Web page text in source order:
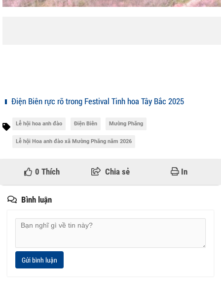
Điện Biên rực rỡ trong Festival Tinh hoa Tây Bắc 2025
Lễ hội hoa anh đào Điện Biên Mường Phăng
Lễ hội Hoa anh đào xã Mường Phăng năm 2026
0 Thích Chia sẻ In
Bình luận
Gửi bình luận